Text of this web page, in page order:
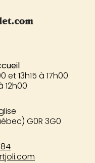
et 13h15 à 17h00
12h00
G0R 3G0